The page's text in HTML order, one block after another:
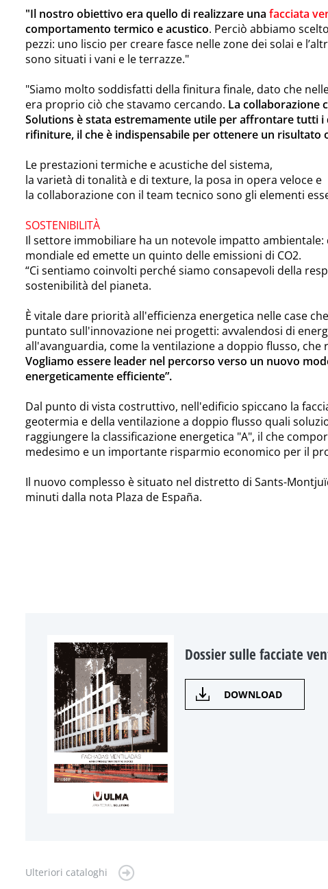
"Il nostro obiettivo era quello di realizzare una facciata
comportamento termico e acustico. Perciò abbiamo
pezzi: uno liscio per creare fasce nelle zone dei solai e
sono situati i vani e le terrazze."
"Siamo molto soddisfatti della finitura finale, dato che
era proprio ciò che stavamo cercando. La collaborazione
Solutions è stata estremamente utile per affrontare tutti
rifiniture, il che è indispensabile per ottenere un risultato
Le prestazioni termiche e acustiche del sistema,
la varietà di tonalità e di texture, la posa in opera veloce e
la collaborazione con il team tecnico sono gli elementi
SOSTENIBILITÀ
Il settore immobiliare ha un notevole impatto
mondiale ed emette un quinto delle emissioni di CO2.
“Ci sentiamo coinvolti perché siamo consapevoli della
sostenibilità del pianeta.
È vitale dare priorità all'efficienza energetica nelle case
puntato sull'innovazione nei progetti: avvalendosi di
all'avanguardia, come la ventilazione a doppio flusso,
Vogliamo essere leader nel percorso verso un nuovo
energeticamente efficiente”.
Dal punto di vista costruttivo, nell'edificio spiccano la
geotermia e della ventilazione a doppio flusso quali
raggiungere la classificazione energetica "A", il che
medesimo e un importante risparmio economico per il
Il nuovo complesso è situato nel distretto di Sants-
minuti dalla nota Plaza de España.
Dossier sulle facciate
DOWNLOAD
Ulteriori cataloghi